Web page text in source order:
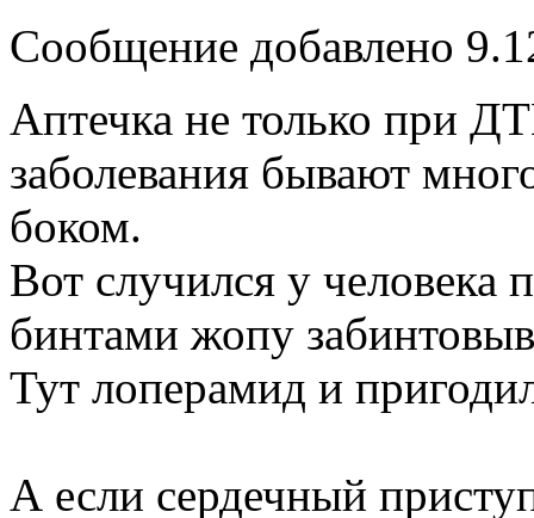
Сообщение добавлено
Аптечка не только при
заболевания бывают
боком.
Вот случился у человека
бинтами жопу
Тут лоперамид и
А если сердечный